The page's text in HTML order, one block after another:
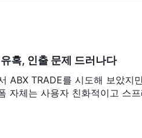
ecn의 세 가지 계정 유형을 제공합니
해 설계되었으며 최소 예치금이 필
는 USDc(USD 센트)입니다. 이 계정
습니다. 스프레드 시작2.2핍 , 입찰가
ABX TRADE 또한 최소 예치금이 필
혹, 인출 문제 드러나다
ABX TRADE를 시도해 보았
자체는 사용자 친화적이고 스